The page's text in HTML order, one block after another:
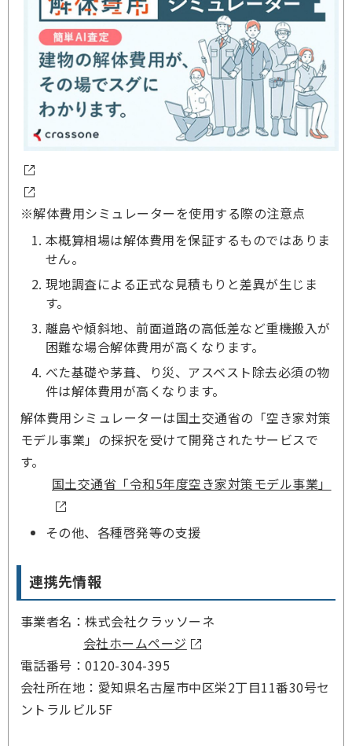
※解体費用シミュレーターを使用する際の注意点
本概算相場は解体費用を保証するものではありま
せん。
現地調査による正式な見積もりと差異が生じま
す。
離島や傾斜地、前面道路の高低差など重機搬入が
困難な場合解体費用が高くなります。
べた基礎や茅葺、り災、アスベスト除去必須の物
件は解体費用が高くなります。
解体費用シミュレーターは国土交通省の「空き家対策
モデル事業」の採択を受けて開発されたサービスで
す。
国土交通省「令和5年度空き家対策モデル事業」
その他、各種啓発等の支援
連携先情報
事業者名：株式会社クラッソーネ
会社ホームページ
電話番号：0120-304-395
会社所在地：愛知県名古屋市中区栄2丁目11番30号セ
ントラルビル5F